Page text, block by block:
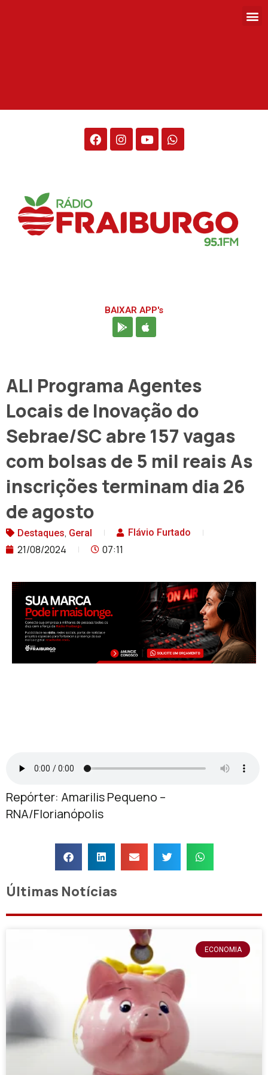
BAIXAR APP's
ALI Programa Agentes
Locais de Inovação do
Sebrae/SC abre 157 vagas
com bolsas de 5 mil reais As
inscrições terminam dia 26
de agosto
Destaques, Geral Flávio Furtado
21/08/2024 07:11
Repórter: Amarilis Pequeno –
RNA/Florianópolis
Últimas Notícias
ECONOMIA